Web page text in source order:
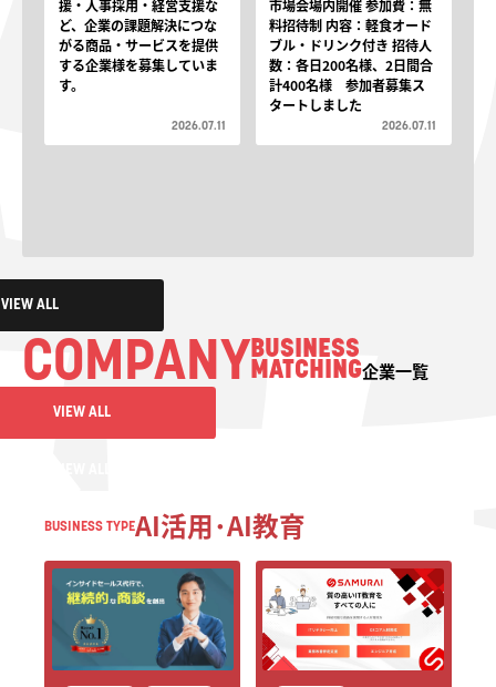
援・人事採用・経営支援な
ど、企業の課題解決につな
がる商品・サービスを提供
する企業様を募集していま
す。
2026.07.11
市場会場内開催 参加費：無
料招待制 内容：軽食オード
ブル・ドリンク付き 招待人
数：各日200名様、2日間合
計400名様 参加者募集ス
タートしました
2026.07.11
VIEW ALL
VIEW ALL
COMPANYBUSINESS
MATCHING企業一覧
VIEW ALL
BUSINESS TYPEAI活用･AI教育